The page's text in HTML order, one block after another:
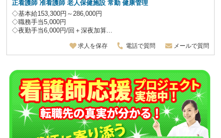
正看護師 准看護師 老人保健施設常勤 健康管理
◇基本給153,300円～286,000円
◇職務手当5,000円
◇夜勤手当6,000円/回＋深夜加算...
求人を保存 電話で質問 メールで質問